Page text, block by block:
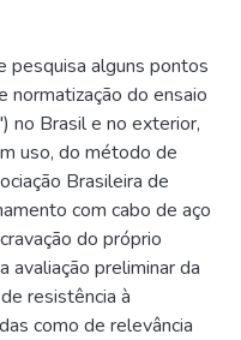
pesquisa alguns pontos
normatização do ensaio
no Brasil e no exterior,
uso, do método de
Brasileira de
com cabo de aço
do próprio
avaliação preliminar da
resistência à
como de relevância